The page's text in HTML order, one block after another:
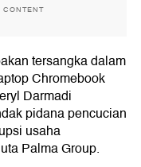
CONTENT
tersangka dalam
Chromebook
Darmadi
pidana pencucian
usaha
Palma Group.